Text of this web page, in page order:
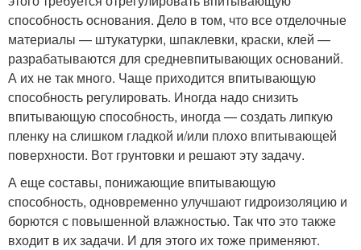
способность основания. Дело в том, что все отделочные
материалы — штукатурки, шпаклевки, краски, клей —
разрабатываются для средневпитывающих оснований.
А их не так много. Чаще приходится впитывающую
способность регулировать. Иногда надо снизить
впитывающую способность, иногда — создать липкую
пленку на слишком гладкой и/или плохо впитывающей
поверхности. Вот грунтовки и решают эту задачу.
А еще составы, понижающие впитывающую
способность, одновременно улучшают гидроизоляцию и
борются с повышенной влажностью. Так что это также
входит в их задачи. И для этого их тоже применяют.